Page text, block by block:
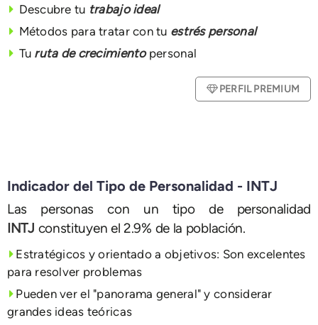
Descubre tu trabajo ideal
Métodos para tratar con tu estrés personal
Tu ruta de crecimientopersonal
PERFIL PREMIUM
Indicador del Tipo de Personalidad - INTJ
Las personas con un tipo de personalidad
INTJ constituyen el 2.9% de la población.
Estratégicos y orientado a objetivos: Son excelentes
para resolver problemas
Pueden ver el "panorama general" y considerar
grandes ideas teóricas